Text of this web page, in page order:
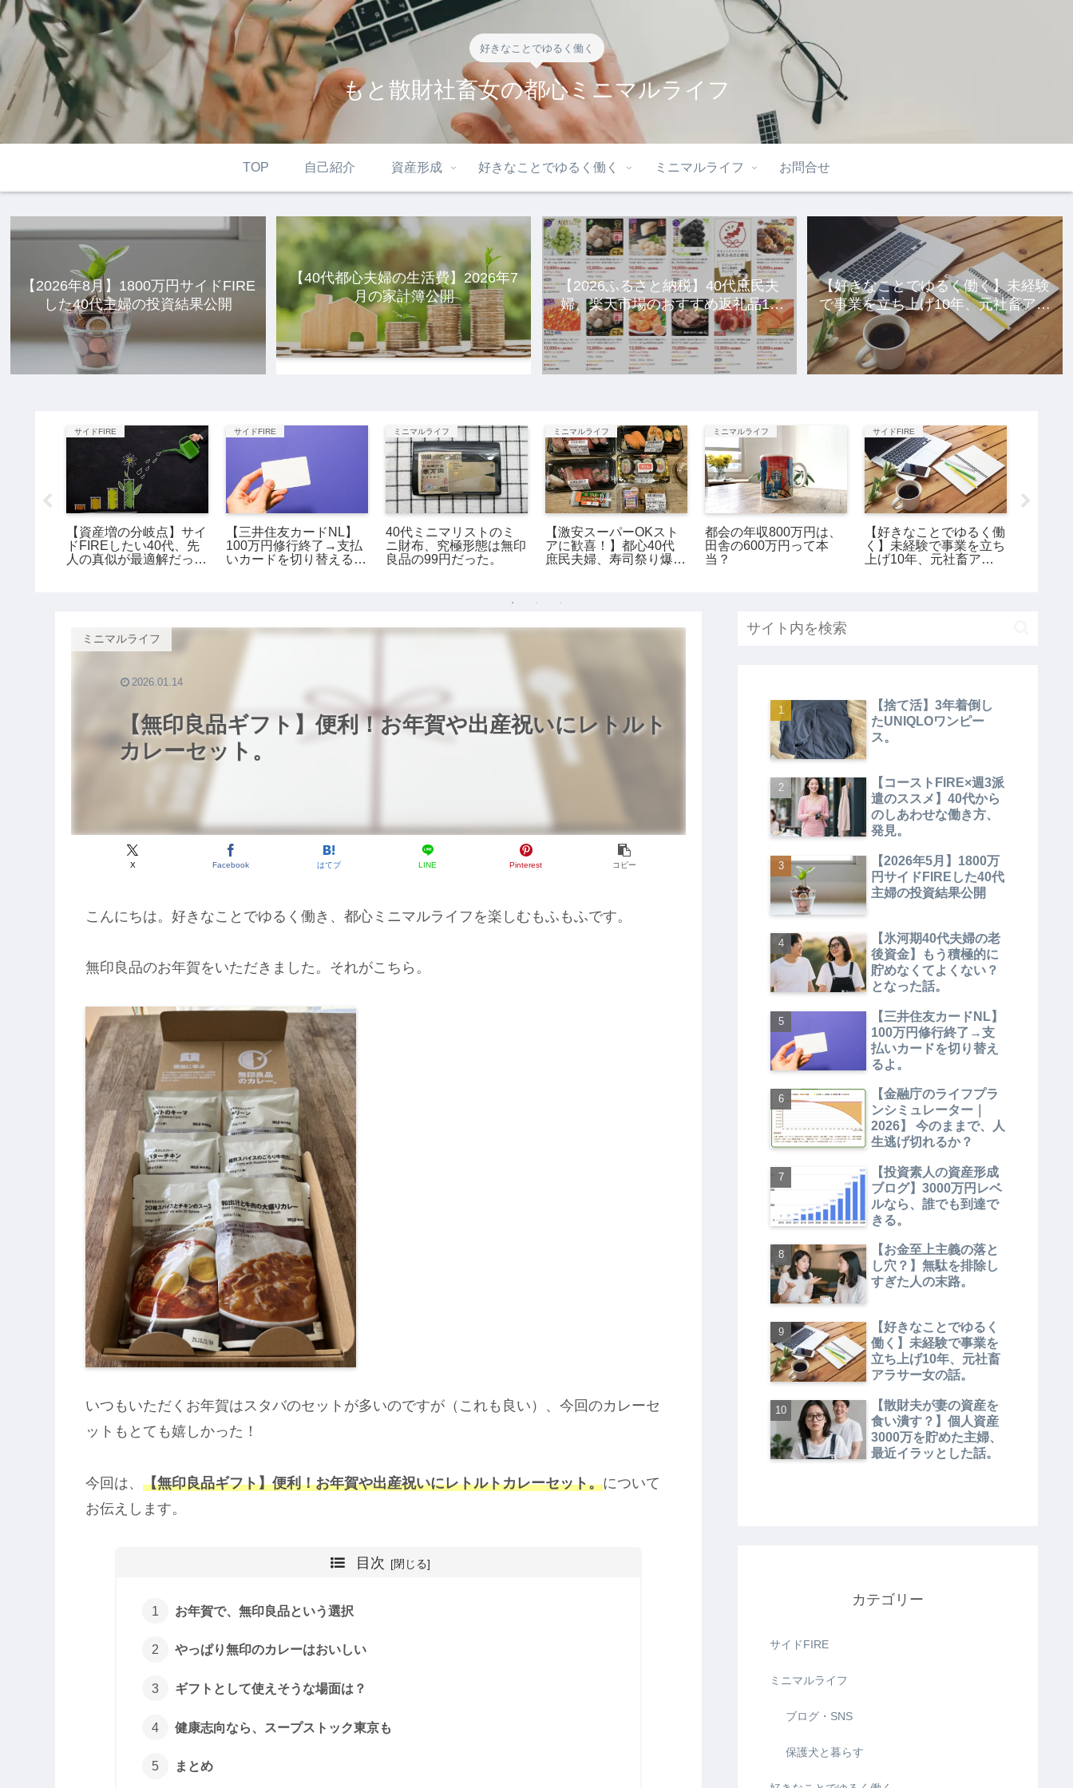
好きなことでゆるく働く
もと散財社畜女の都心ミニマルライフ
TOP 自己紹介 資産形成 好きなことでゆるく働く ミニマルライフ お問合せ
【2026年8月】1800万円サイドFIRE
した40代主婦の投資結果公開
【40代都心夫婦の生活費】2026年7
月の家計簿公開
【2026ふるさと納税】40代庶民夫
婦、楽天市場のおすすめ返礼品10
選。
【好きなことでゆるく働く】未経験
で事業を立ち上げ10年、元社畜アラ
サー女の話。
サイドFIRE
【資産増の分岐点】サイ
ドFIREしたい40代、先
人の真似が最適解だっ
サイドFIRE
【三井住友カードNL】
100万円修行終了→支払
いカードを切り替える
ミニマルライフ
40代ミニマリストのミ
ニ財布、究極形態は無印
良品の99円だった。
ミニマルライフ
【激安スーパーOKスト
アに歓喜！】都心40代
庶民夫婦、寿司祭り爆
ミニマルライフ
都会の年収800万円は、
田舎の600万円って本
当？
サイドFIRE
【好きなことでゆるく働
く】未経験で事業を立ち
上げ10年、元社畜アラ
【無印良品ギフト】便利！お年賀や出産祝いにレトルト
カレーセット。
ミニマルライフ
X Facebook はてブ LINE Pinterest コピー
2026.01.14
こんにちは。好きなことでゆるく働き、都心ミニマルライフを楽しむもふもふです。
無印良品のお年賀をいただきました。それがこちら。
いつもいただくお年賀はスタバのセットが多いのですが（これも良い）、今回のカレーセ
ットもとても嬉しかった！
今回は、 【無印良品ギフト】便利！お年賀や出産祝いにレトルトカレーセット。について
お伝えします。
目次
お年賀で、無印良品という選択
やっぱり無印のカレーはおいしい
ギフトとして使えそうな場面は？
健康志向なら、スープストック東京も
まとめ
【捨て活】3年着倒し
たUNIQLOワンピー
ス。
【コーストFIRE×週3派
遣のススメ】40代から
のしあわせな働き方、
発見。
【2026年5月】1800万
円サイドFIREした40代
主婦の投資結果公開
【氷河期40代夫婦の老
後資金】もう積極的に
貯めなくてよくない？
となった話。
【三井住友カードNL】
100万円修行終了→支
払いカードを切り替え
るよ。
【金融庁のライフプラ
ンシミュレーター｜
2026】 今のままで、人
生逃げ切れるか？
【投資素人の資産形成
ブログ】3000万円レベ
ルなら、誰でも到達で
きる。
【お金至上主義の落と
し穴？】無駄を排除し
すぎた人の末路。
【好きなことでゆるく
働く】未経験で事業を
立ち上げ10年、元社畜
アラサー女の話。
【散財夫が妻の資産を
食い潰す？】個人資産
3000万を貯めた主婦、
最近イラッとした話。
カテゴリー
サイドFIRE
ミニマルライフ
ブログ・SNS
保護犬と暮らす